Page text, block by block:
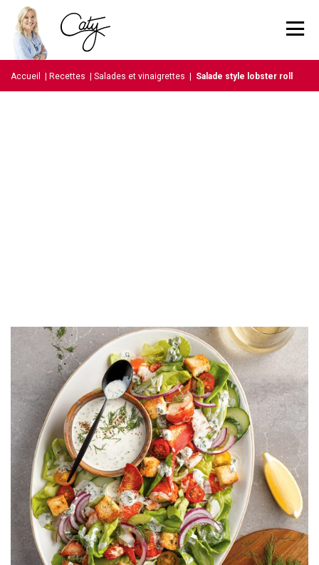
Accueil Recettes Salades et vinaigrettes Salade style lobster roll